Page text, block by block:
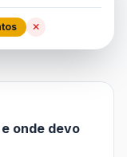
onde devo